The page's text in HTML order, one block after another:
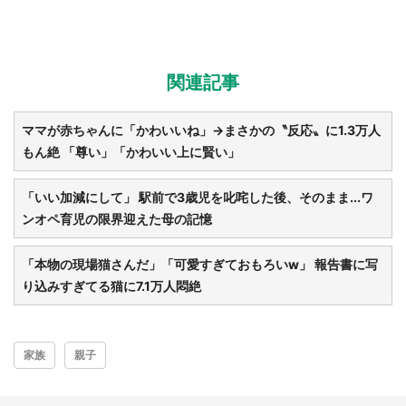
都道府選択
関連記事
ママが赤ちゃんに「かわいいね」→まさかの〝反応〟に1.3万人
もん絶 「尊い」「かわいい上に賢い」
「いい加減にして」 駅前で3歳児を叱咤した後、そのまま...ワ
ンオペ育児の限界迎えた母の記憶
「本物の現場猫さんだ」「可愛すぎておもろいw」 報告書に写
り込みすぎてる猫に7.1万人悶絶
家族 親子